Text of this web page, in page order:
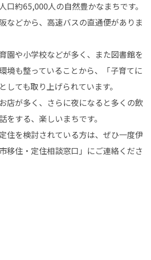
口約65,000人の自然豊かなまちです。
などから、高速バスの直通便がありま
園や小学校などが多く、また図書館を
境も整っていることから、「子育てに
しても取り上げられています。
店が多く、さらに夜になると多くの飲
をする、楽しいまちです。
住を検討されている方は、ぜひ一度伊
移住・定住相談窓口」にご連絡くださ